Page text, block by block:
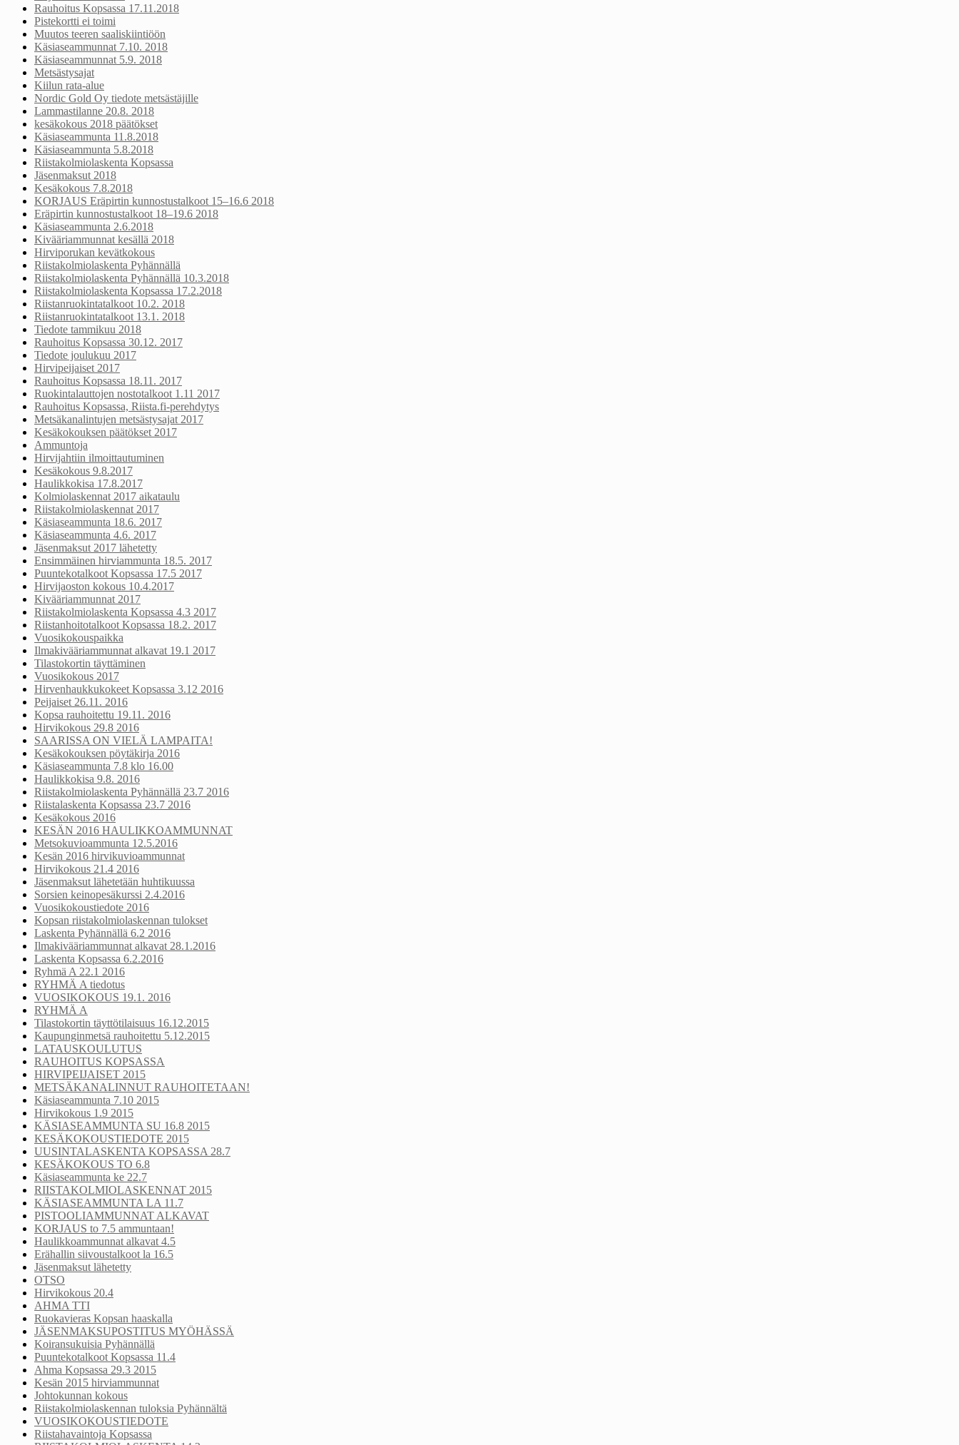
Rauhoitus Kopsassa 17.11.2018
Pistekortti ei toimi
Muutos teeren saaliskiintiöön
Käsiaseammunnat 7.10. 2018
Käsiaseammunnat 5.9. 2018
Metsästysajat
Kiilun rata-alue
Nordic Gold Oy tiedote metsästäjille
Lammastilanne 20.8. 2018
kesäkokous 2018 päätökset
Käsiaseammunta 11.8.2018
Käsiaseammunta 5.8.2018
Riistakolmiolaskenta Kopsassa
Jäsenmaksut 2018
Kesäkokous 7.8.2018
KORJAUS Eräpirtin kunnostustalkoot 15–16.6 2018
Eräpirtin kunnostustalkoot 18–19.6 2018
Käsiaseammunta 2.6.2018
Kivääriammunnat kesällä 2018
Hirviporukan kevätkokous
Riistakolmiolaskenta Pyhännällä
Riistakolmiolaskenta Pyhännällä 10.3.2018
Riistakolmiolaskenta Kopsassa 17.2.2018
Riistanruokintatalkoot 10.2. 2018
Riistanruokintatalkoot 13.1. 2018
Tiedote tammikuu 2018
Rauhoitus Kopsassa 30.12. 2017
Tiedote joulukuu 2017
Hirvipeijaiset 2017
Rauhoitus Kopsassa 18.11. 2017
Ruokintalauttojen nostotalkoot 1.11 2017
Rauhoitus Kopsassa, Riista.fi-perehdytys
Metsäkanalintujen metsästysajat 2017
Kesäkokouksen päätökset 2017
Ammuntoja
Hirvijahtiin ilmoittautuminen
Kesäkokous 9.8.2017
Haulikkokisa 17.8.2017
Kolmiolaskennat 2017 aikataulu
Riistakolmiolaskennat 2017
Käsiaseammunta 18.6. 2017
Käsiaseammunta 4.6. 2017
Jäsenmaksut 2017 lähetetty
Ensimmäinen hirviammunta 18.5. 2017
Puuntekotalkoot Kopsassa 17.5 2017
Hirvijaoston kokous 10.4.2017
Kivääriammunnat 2017
Riistakolmiolaskenta Kopsassa 4.3 2017
Riistanhoitotalkoot Kopsassa 18.2. 2017
Vuosikokouspaikka
Ilmakivääriammunnat alkavat 19.1 2017
Tilastokortin täyttäminen
Vuosikokous 2017
Hirvenhaukkukokeet Kopsassa 3.12 2016
Peijaiset 26.11. 2016
Kopsa rauhoitettu 19.11. 2016
Hirvikokous 29.8 2016
SAARISSA ON VIELÄ LAMPAITA!
Kesäkokouksen pöytäkirja 2016
Käsiaseammunta 7.8 klo 16.00
Haulikkokisa 9.8. 2016
Riistakolmiolaskenta Pyhännällä 23.7 2016
Riistalaskenta Kopsassa 23.7 2016
Kesäkokous 2016
KESÄN 2016 HAULIKKOAMMUNNAT
Metsokuvioammunta 12.5.2016
Kesän 2016 hirvikuvioammunnat
Hirvikokous 21.4 2016
Jäsenmaksut lähetetään huhtikuussa
Sorsien keinopesäkurssi 2.4.2016
Vuosikokoustiedote 2016
Kopsan riistakolmiolaskennan tulokset
Laskenta Pyhännällä 6.2 2016
Ilmakivääriammunnat alkavat 28.1.2016
Laskenta Kopsassa 6.2.2016
Ryhmä A 22.1 2016
RYHMÄ A tiedotus
VUOSIKOKOUS 19.1. 2016
RYHMÄ A
Tilastokortin täyttötilaisuus 16.12.2015
Kaupunginmetsä rauhoitettu 5.12.2015
LATAUSKOULUTUS
RAUHOITUS KOPSASSA
HIRVIPEIJAISET 2015
METSÄKANALINNUT RAUHOITETAAN!
Käsiaseammunta 7.10 2015
Hirvikokous 1.9 2015
KÄSIASEAMMUNTA SU 16.8 2015
KESÄKOKOUSTIEDOTE 2015
UUSINTALASKENTA KOPSASSA 28.7
KESÄKOKOUS TO 6.8
Käsiaseammunta ke 22.7
RIISTAKOLMIOLASKENNAT 2015
KÄSIASEAMMUNTA LA 11.7
PISTOOLIAMMUNNAT ALKAVAT
KORJAUS to 7.5 ammuntaan!
Haulikkoammunnat alkavat 4.5
Erähallin siivoustalkoot la 16.5
Jäsenmaksut lähetetty
OTSO
Hirvikokous 20.4
AHMA TTI
Ruokavieras Kopsan haaskalla
JÄSENMAKSUPOSTITUS MYÖHÄSSÄ
Koiransukuisia Pyhännällä
Puuntekotalkoot Kopsassa 11.4
Ahma Kopsassa 29.3 2015
Kesän 2015 hirviammunnat
Johtokunnan kokous
Riistakolmiolaskennan tuloksia Pyhännältä
VUOSIKOKOUSTIEDOTE
Riistahavaintoja Kopsassa